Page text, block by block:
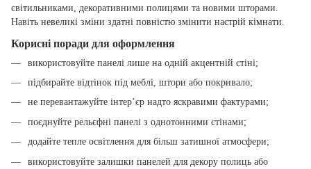
світильниками, декоративними полицями та новими шторами.
Навіть невеликі зміни здатні повністю змінити настрій кімнати.
Корисні поради для оформлення
використовуйте панелі лише на одній акцентній стіні;
підбирайте відтінок під меблі, штори або покривало;
не перевантажуйте інтер’єр надто яскравими фактурами;
поєднуйте рельєфні панелі з однотонними стінами;
додайте тепле освітлення для більш затишної атмосфери;
використовуйте залишки панелей для декору полиць або